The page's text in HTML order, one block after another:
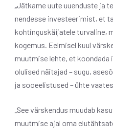
„Jätkame uute uuenduste ja
nendesse investeerimist, et
kohtinguskäijatele turvaline,
kogemus. Eelmisel kuul
muutmise lehte, et koondada
olulised näitajad – sugu,
ja sooeelistused – ühte
„See värskendus muudab
muutmise ajal oma